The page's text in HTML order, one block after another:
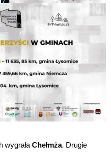
wygrała Chełmża. Drugie